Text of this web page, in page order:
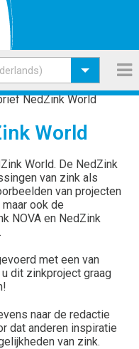
NedZink World
World
World. De NedZink
van zink als
van projecten
ook de
NOVA en NedZink
met een van
dit zinkproject graag
naar de redactie
dat anderen inspiratie
van zink.